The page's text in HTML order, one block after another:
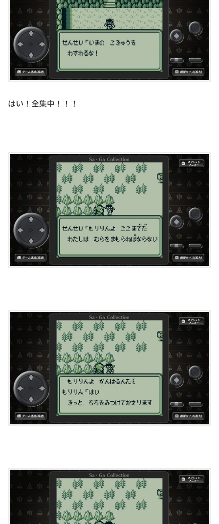
はい！全集中！！！